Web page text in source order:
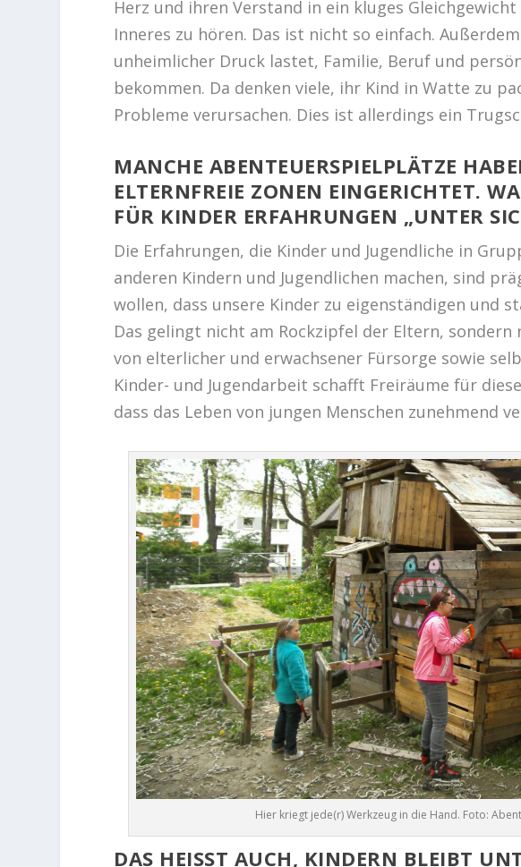
Herz und ihren Verstand in ein kluges
Inneres zu hören. Das ist nicht so einfach.
unheimlicher Druck lastet, Familie, Beruf und
bekommen. Da denken viele, ihr Kind in Watte zu
Probleme verursachen. Dies ist allerdings ein
MANCHE ABENTEUERSPIELPLÄTZE
ELTERNFREIE ZONEN EINGERICHTET.
FÜR KINDER ERFAHRUNGEN „UNTER
Die Erfahrungen, die Kinder und Jugendliche in
anderen Kindern und Jugendlichen machen, sind
wollen, dass unsere Kinder zu eigenständigen und
Das gelingt nicht am Rockzipfel der Eltern, sondern
von elterlicher und erwachsener Fürsorge sowie
Kinder- und Jugendarbeit schafft Freiräume für
dass das Leben von jungen Menschen zunehmend
Hier kriegt jede(r) Werkzeug in die Hand. Foto:
DAS HEISST AUCH, KINDERN BLEIBT